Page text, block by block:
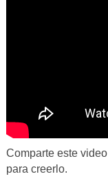
Comparte este
para creerlo.